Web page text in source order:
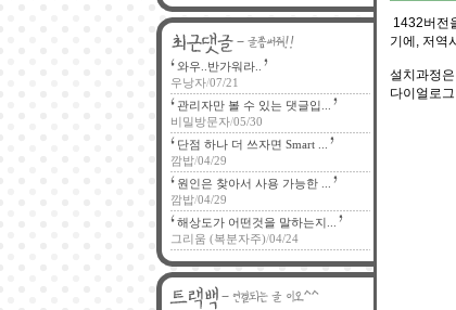
와우..반가워라..
우낭자/07/21
관리자만 볼 수 있는 댓글입...
비밀방문자/05/30
단점 하나 더 쓰자면 Smart ...
깜밥/04/29
원인은 찾아서 사용 가능한 ...
깜밥/04/29
해상도가 어떤것을 말하는지...
그리움 (복분자주)/04/24
1432버전
기에, 저역
설치과정
다이얼로